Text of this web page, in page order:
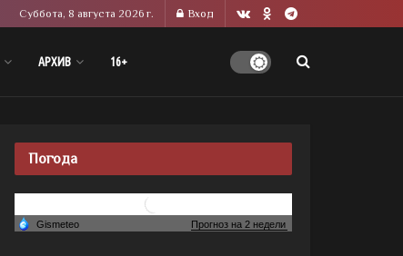
Суббота, 8 августа 2026 г. Вход
АРХИВ 16+
Погода